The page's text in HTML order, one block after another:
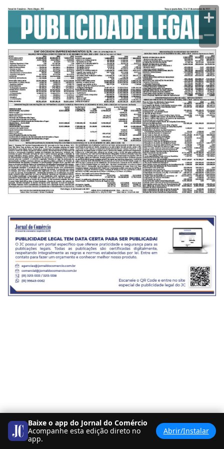
Baixe o app do Jornal do Comércio
Acompanhe esta edição direto no
app.
Abrir/Instalar
< BANCA >